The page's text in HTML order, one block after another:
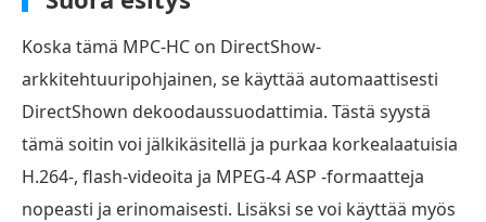
Koska tämä MPC-HC on DirectShow-
arkkitehtuuripohjainen, se käyttää automaattisesti
DirectShown dekoodaussuodattimia. Tästä syystä
tämä soitin voi jälkikäsitellä ja purkaa korkealaatuisia
H.264-, flash-videoita ja MPEG-4 ASP -formaatteja
nopeasti ja erinomaisesti. Lisäksi se voi käyttää myös